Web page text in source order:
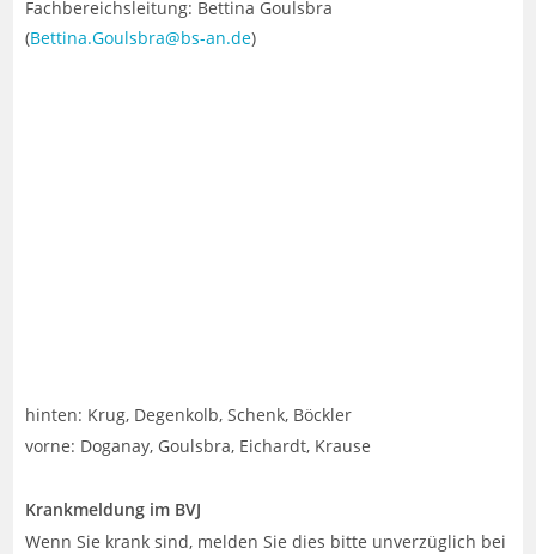
Fachbereichsleitung: Bettina Goulsbra
(Bettina.Goulsbra@bs-an.de)
hinten: Krug, Degenkolb, Schenk, Böckler
vorne: Doganay, Goulsbra, Eichardt, Krause
Krankmeldung im BVJ
Wenn Sie krank sind, melden Sie dies bitte unverzüglich bei